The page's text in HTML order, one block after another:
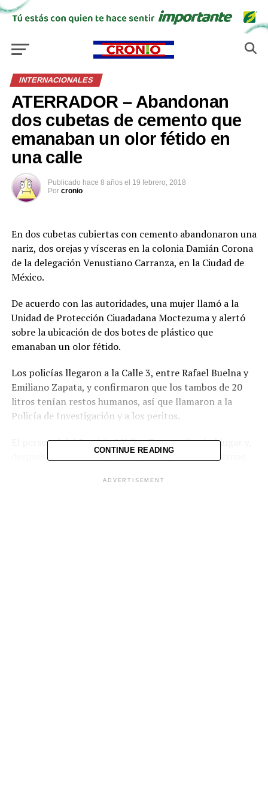
INTERNACIONALES
ATERRADOR – Abandonan
dos cubetas de cemento que
emanaban un olor fétido en
una calle
Publicado hace 8 años el 19 febrero, 2018
Por cronio
En dos cubetas cubiertas con cemento abandonaron una
nariz, dos orejas y vísceras en la colonia Damián Corona
de la delegación Venustiano Carranza, en la Ciudad de
México.
De acuerdo con las autoridades, una mujer llamó a la
Unidad de Protección Ciuadadana Moctezuma y alertó
sobre la ubicación de dos botes de plástico que
emanaban un olor fétido.
Los policías llegaron a la Calle 3, entre Rafael Buelna y
Emiliano Zapata, y confirmaron que los tambos de 20
litros tenían restos humanos, así que llamaron a la
Policía de Investigación y a los peritos.
El personal del Servicio Médico Forense llegó al lugar y,
después de tomar las pruebas y fotografías necesarias,
CONTINUE READING
ADVERTISEMENT